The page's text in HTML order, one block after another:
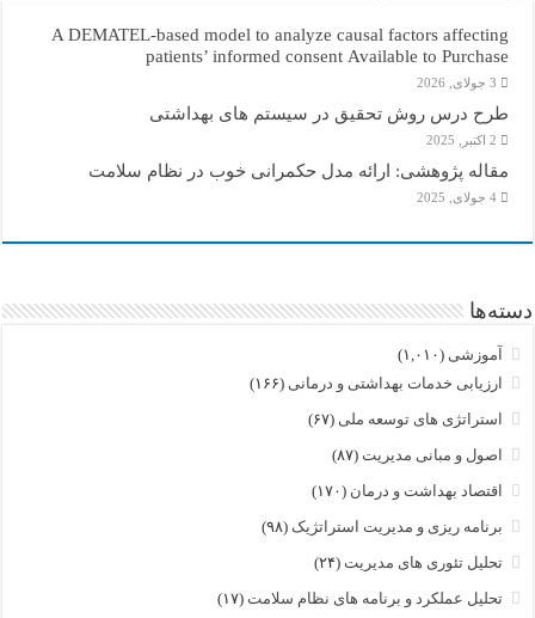
A DEMATEL-based model to analyze causal factors affecting
patients’ informed consent Available to Purchase
3 جولای, 2026
طرح درس روش تحقیق در سیستم های بهداشتی
2 اکتبر, 2025
مقاله پژوهشی: ارائه مدل حکمرانی خوب در نظام سلامت
4 جولای, 2025
دسته‌ها
آموزشی (۱,۰۱۰)
ارزیابی خدمات بهداشتی و درمانی (۱۶۶)
استراتژی های توسعه ملی (۶۷)
اصول و مبانی مدیریت (۸۷)
اقتصاد بهداشت و درمان (۱۷۰)
برنامه ریزی و مدیریت استراتژیک (۹۸)
تحلیل تئوری های مدیریت (۲۴)
تحلیل عملکرد و برنامه های نظام سلامت (۱۷)